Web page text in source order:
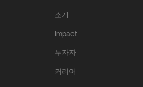
소개
Impact
투자자
커리어